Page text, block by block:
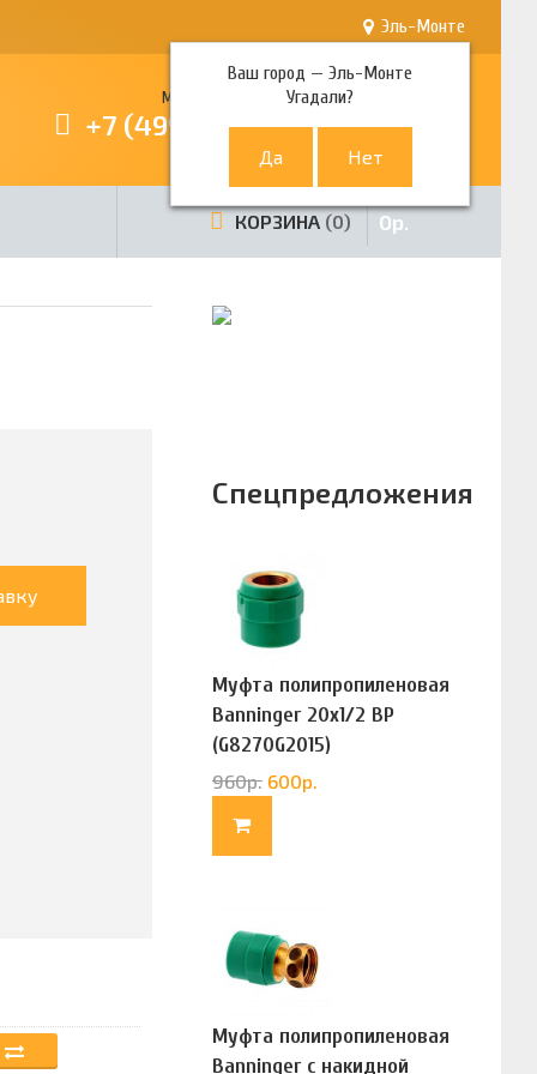
Эль-Монте
Ваш город —Эль-Монте
Угадали?
Многоканальный телефон
+7 (499) 380-80-80
КОРЗИНА 0 0р.
Спецпредложения
Муфта полипропиленовая
Banninger 20х1/2 ВР
(G8270G2015)
960р. 600р.
Муфта полипропиленовая
Banninger с накидной